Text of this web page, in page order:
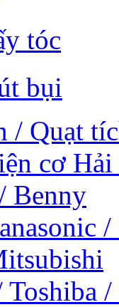
tóc
bụi
/ Quạt
cơ Hải
Benny
/